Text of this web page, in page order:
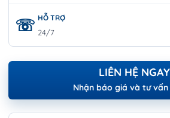
HỖ TRỢ
24/7
LIÊN HỆ NGAY
Nhận báo giá và tư vấn